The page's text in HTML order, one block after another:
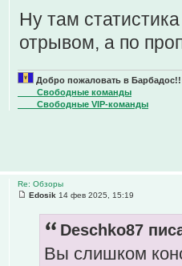
Ну там
отрывом, а по
Добро пожаловать в
____Свободные команды
____Свободные VIP-команды
Re: Обзоры
Edosik 14 фев 2025, 15:19
Deschko87
Вы слишком